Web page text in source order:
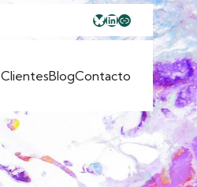
Bluesky
LinkedIn
Enlace
ClientesBlogContacto